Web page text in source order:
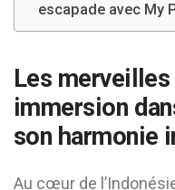
escapade avec My
Les
immersion
son harmonie
Au cœur de